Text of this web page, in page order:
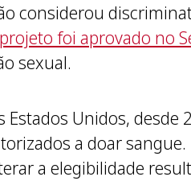
considerou
projeto foi aprovado no
sexual.
Unidos,
a doar sangue.
a elegibilidade